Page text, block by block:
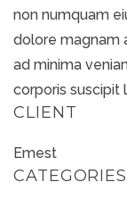
non numquam
dolore magnam
ad minima
corporis suscipit
CLIENT
Emest
CATEGORIES